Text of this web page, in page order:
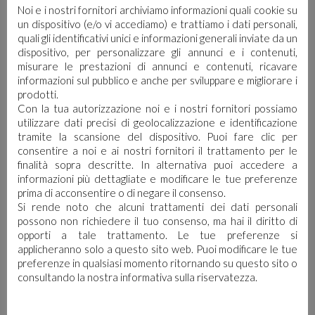
Diluizione
SCHEDA DI SICUREZZA
Noi e i nostri fornitori archiviamo informazioni quali cookie su
un dispositivo (e/o vi accediamo) e trattiamo i dati personali,
quali gli identificativi unici e informazioni generali inviate da un
dispositivo, per personalizzare gli annunci e i contenuti,
misurare le prestazioni di annunci e contenuti, ricavare
informazioni sul pubblico e anche per sviluppare e migliorare i
prodotti.
Con la tua autorizzazione noi e i nostri fornitori possiamo
utilizzare dati precisi di geolocalizzazione e identificazione
tramite la scansione del dispositivo. Puoi fare clic per
consentire a noi e ai nostri fornitori il trattamento per le
finalità sopra descritte. In alternativa puoi accedere a
informazioni più dettagliate e modificare le tue preferenze
prima di acconsentire o di negare il consenso.
Si rende noto che alcuni trattamenti dei dati personali
possono non richiedere il tuo consenso, ma hai il diritto di
opporti a tale trattamento. Le tue preferenze si
applicheranno solo a questo sito web. Puoi modificare le tue
preferenze in qualsiasi momento ritornando su questo sito o
consultando la nostra informativa sulla riservatezza.